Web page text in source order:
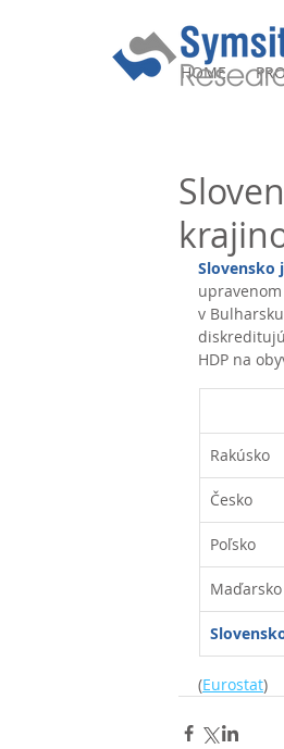
HOME
Slovensko
v
HDP na
Rakúsko
Česko
Poľsko
Maďarsko
(Eurostat)